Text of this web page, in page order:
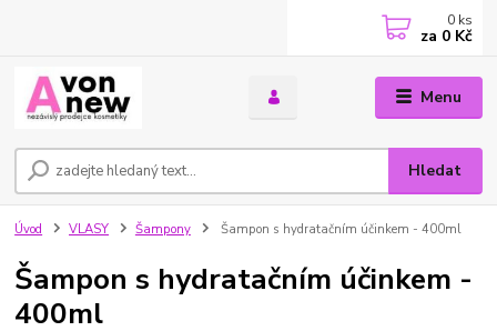
Menu
Hledat
0 ks
za 0 Kč
Úvod VLASY Šampony Šampon s hydratačním účinkem - 400ml
Šampon s hydratačním účinkem -
400ml